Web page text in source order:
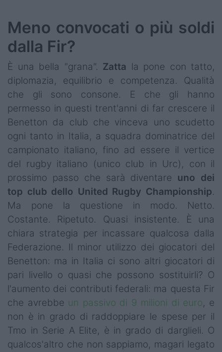
Meno convocati o più soldi
dalla Fir?
È una bella "grana". Zatta la pone con tatto,
diplomazia, equilibrio e competenza. Qualità
che gli sono consone. E che gli hanno
permesso in questi trent'anni di far crescere il
Benetton da club che vinceva uno scudetto
ogni tanto in Italia, a squadra dominatrice del
campionato italiano, fino ad essere il vertice
del rugby italiano (unico club in Urc), con il
prossimo passo che sarà diventare uno dei
top club dello United Rugby Championship.
Ma pone la questione in modo. Netto.
Costante. Ripetuto. Quasi insistente. È una
chiara strategia per incassare qualcosa dalla
Federazione. Il minor utilizzo dei giocatori del
Benetton: ma in Italia ci sono altri giocatori di
pari livello o quasi che possono sostituirli? O
l'aumento dei contributi federali: ma questa Fir
che avrebbe un passivo di 9 milioni di euro, e
non è in grado di raddoppiare le spese per il
Tmo in Serie A Elite, è in grado di darglieli. O
qualcos'altro che non sappiamo, magari legato